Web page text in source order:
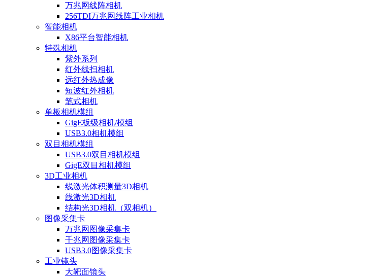
万兆网线阵相机
256TDI万兆网线阵工业相机
智能相机
X86平台智能相机
特殊相机
紫外系列
红外线扫相机
远红外热成像
短波红外相机
笔式相机
单板相机模组
GigE板级相机/模组
USB3.0相机模组
双目相机模组
USB3.0双目相机模组
GigE双目相机模组
3D工业相机
线激光体积测量3D相机
线激光3D相机
结构光3D相机（双相机）
图像采集卡
万兆网图像采集卡
千兆网图像采集卡
USB3.0图像采集卡
工业镜头
大靶面镜头